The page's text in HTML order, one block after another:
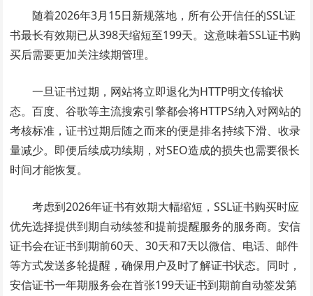
随着2026年3月15日新规落地，所有公开信任的SSL证
书最长有效期已从398天缩短至199天。这意味着SSL证书购
买后需要更加关注续期管理。
一旦证书过期，网站将立即退化为HTTP明文传输状
态。百度、谷歌等主流搜索引擎都会将HTTPS纳入对网站的
考核标准，证书过期后随之而来的便是排名持续下滑、收录
量减少。即便后续成功续期，对SEO造成的损失也需要很长
时间才能恢复。
考虑到2026年证书有效期大幅缩短，SSL证书购买时应
优先选择提供到期自动续签和提前提醒服务的服务商。安信
证书会在证书到期前60天、30天和7天以微信、电话、邮件
等方式发送多轮提醒，确保用户及时了解证书状态。同时，
安信证书一年期服务会在首张199天证书到期前自动签发第